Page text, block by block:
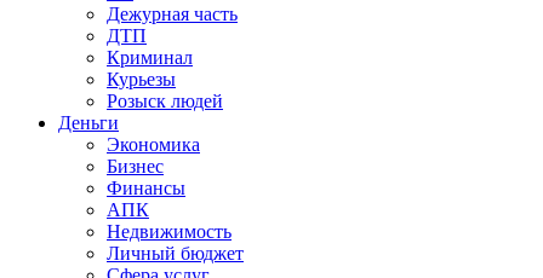
Дежурная часть
ДТП
Криминал
Курьезы
Розыск людей
Деньги
Экономика
Бизнес
Финансы
АПК
Недвижимость
Личный бюджет